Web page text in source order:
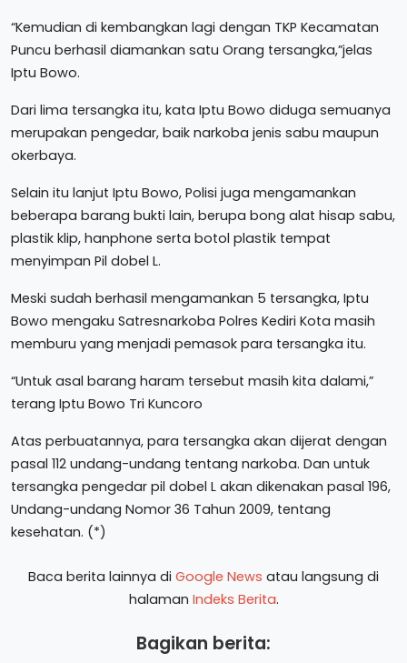
“Kemudian di kembangkan lagi dengan TKP Kecamatan
Puncu berhasil diamankan satu Orang tersangka,”jelas
Iptu Bowo.
Dari lima tersangka itu, kata Iptu Bowo diduga semuanya
merupakan pengedar, baik narkoba jenis sabu maupun
okerbaya.
Selain itu lanjut Iptu Bowo, Polisi juga mengamankan
beberapa barang bukti lain, berupa bong alat hisap sabu,
plastik klip, hanphone serta botol plastik tempat
menyimpan Pil dobel L.
Meski sudah berhasil mengamankan 5 tersangka, Iptu
Bowo mengaku Satresnarkoba Polres Kediri Kota masih
memburu yang menjadi pemasok para tersangka itu.
“Untuk asal barang haram tersebut masih kita dalami,”
terang Iptu Bowo Tri Kuncoro
Atas perbuatannya, para tersangka akan dijerat dengan
pasal 112 undang-undang tentang narkoba. Dan untuk
tersangka pengedar pil dobel L akan dikenakan pasal 196,
Undang-undang Nomor 36 Tahun 2009, tentang
kesehatan. (*)
Baca berita lainnya di Google News atau langsung di
halaman Indeks Berita.
Bagikan berita: